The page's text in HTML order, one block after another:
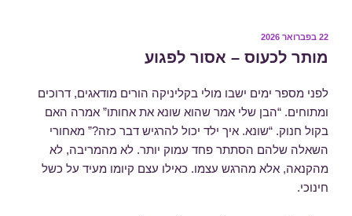
פורסם
22 בפברואר 2026
מותר לכעוס – אסור לפגוע
לפני מספר ימים ישבו מולי בקליניקה הורים מודאגים, דרוכים
ומתוחים. “הבן שלי אמר שהוא שונא את אחותו” אמרה האם
בקול חנוק. “שונא. איך ילד יכול להרגיש דבר כזה?” מאחורי
השאלה שלהם הסתתר פחד עמוק יותר. לא מהמריבה, לא
מהקנאה, אלא מהרגש עצמו. כאילו עצם קיומו מעיד על כשל
חינוכי.